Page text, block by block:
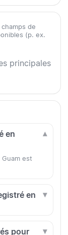
de
(p. ex.
principales
en
est
en
pour